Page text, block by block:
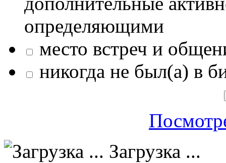
определяющими
место встреч и
никогда не был(а) в
Загрузка ...